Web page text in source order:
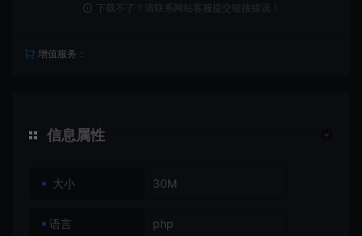
下载不了？请联系网站客服提交链接错误！
增值服务：
信息属性
大小 30M
语言 php